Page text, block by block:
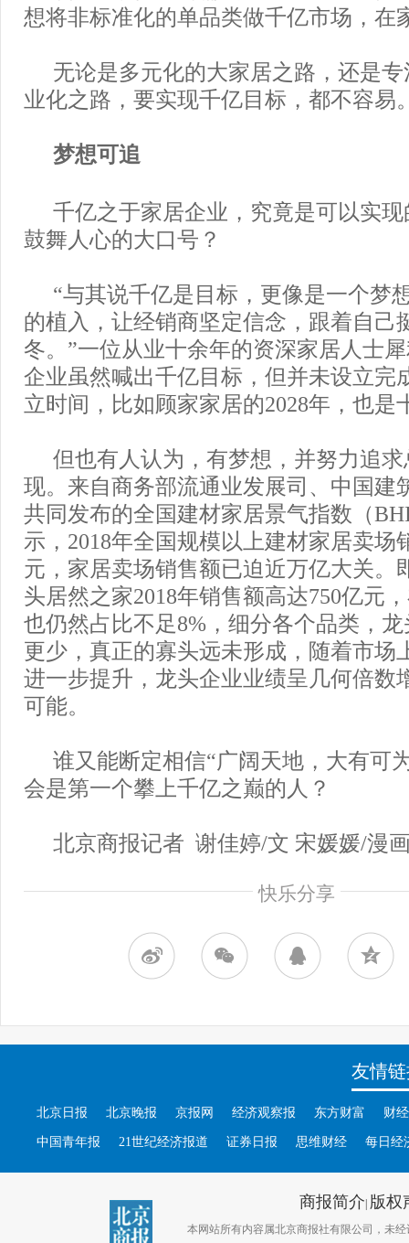
想将非标准化的单品类做千亿市场，在
无论是多元化的大家居之路，还是
业化之路，要实现千亿目标，都不容易
梦想可追
千亿之于家居企业，究竟是可以实
鼓舞人心的大口号？
“与其说千亿是目标，更像是一个梦
的植入，让经销商坚定信念，跟着自己
冬。”一位从业十余年的资深家居人士
企业虽然喊出千亿目标，但并未设立完
立时间，比如顾家家居的2028年，也是
但也有人认为，有梦想，并努力追
现。来自商务部流通业发展司、中国建
共同发布的全国建材家居景气指数（
示，2018年全国规模以上建材家居卖场
元，家居卖场销售额已迫近万亿大关。
头居然之家2018年销售额高达750亿元
也仍然占比不足8%，细分各个品类，
更少，真正的寡头远未形成，随着市场
进一步提升，龙头企业业绩呈几何倍数
可能。
谁又能断定相信“广阔天地，大有可
会是第一个攀上千亿之巅的人？
北京商报记者 谢佳婷/文 宋媛媛/漫
快乐分享
友情
北京日报 北京晚报 京报网 经济观察报 东方财富 财
中国青年报 21世纪经济报道 证券日报 思维财经 每日经
商报简介| 版权
本网站所有内容属北京商报社有限公司，未经